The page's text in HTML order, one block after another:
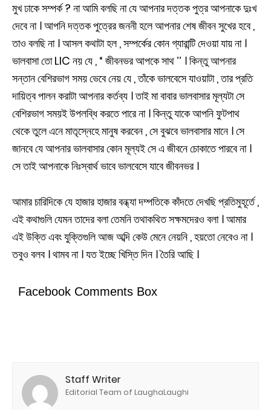
মুখ ঢাকে সম্পর্ক ? না আমি বলছি না যে আপনার দত্তক পুত্র আপনাকে দুঃখ
দেবে না । আপনি দত্তক পুত্রের জননী হলে আপনার শেষ জীবন সুখের হবে ,
তাও বলছি না । আসল কথাটা হল , সম্পর্কের কোন গ্যারান্টি দেওয়া যায় না ।
ভালবাসা তো LIC নয় যে , “ জীবনভর আপকে সাথ ’’ । কিন্তু আপনার
সন্তান বেশিরভাগ সময় ভেবে নেয় যে , তাঁকে ভালবেসে যাওয়াটা , তার প্রতি
দায়িত্ব পালন করাটা আপনার কর্তব্য । তাই মা বাবার ভালবাসার মূল্যটা সে
বেশিরভাগ সময়ই উপলব্ধি করতে পারে না । কিন্তু যাকে আপনি ফুটপাথ
থেকে তুলে এনে মাতৃস্নেহে মানুষ করবেন , সে বুঝবে ভালবাসার মানে । সে
জানবে যে আপনার ভালবাসার কোন মূল্যই সে এ জীবনে চোকাতে পারবে না ।
সে তাই আপনাকে নিঃস্বার্থ ভাবে ভালবেসে যাবে জীবনভর ।
আমার চারিদিকে যে হাজার হাজার বন্ধ্যা দম্পতিকে কাঁদতে দেখছি প্রতিমুহূর্তে ,
এই কথাগুলি যেমন তাদের বলা তেমনি তথাকথিত সক্ষমদেরও বলা । আমার
এই উক্তি এবং যুক্তিগুলি আজ অব্দি কেউ মেনে নেয়নি , হয়তো নেবেও না ।
তবুও বলব । থামব না । যত ইচ্ছে খিস্তি দিন । তৈরি আছি ।
Facebook Comments Box
Staff Writer
Editorial Team of LaughaLaughi